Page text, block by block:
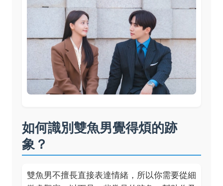
如何識別雙魚男覺得煩的跡
象？
雙魚男不擅長直接表達情緒，所以你需要從細